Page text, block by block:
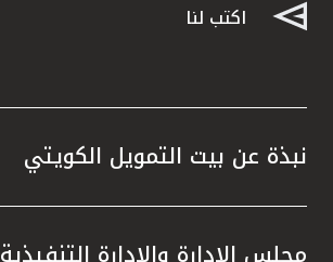
اكتب لنا
نبذة عن بيت التمويل الكويتي